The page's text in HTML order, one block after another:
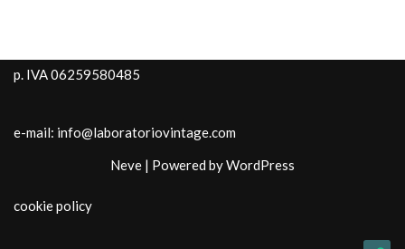
p. IVA 06259580485
e-mail: info@laboratoriovintage.com
Neve | Powered byWordPress
cookie policy